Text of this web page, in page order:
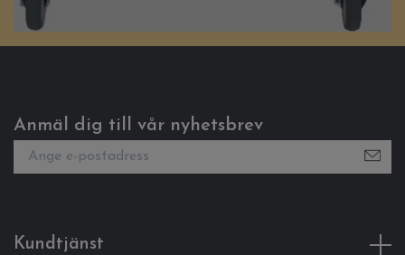
Anmäl dig till vår nyhetsbrev
Kundtjänst